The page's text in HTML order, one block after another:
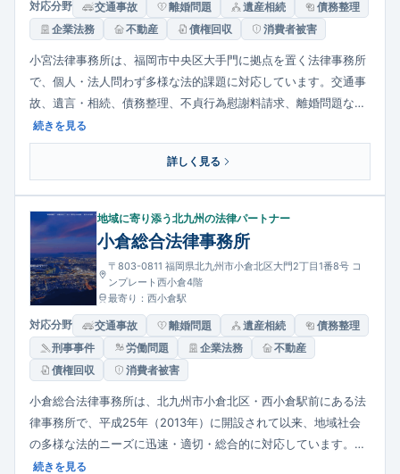
対応分野 交通事故 離婚問題 遺産相続
債務整理
企業法務
不動産 債権回収 消費者被害
小宮法律事務所は、福岡市中央区大手門に拠点を置く法律事務所
で、個人・法人問わず多様な法的課題に対応しています。交通事
故、遺言・相続、債務整理、不貞行為慰謝料請求、離婚問題など
の個人事件から、契約書作成、事業承継、債権回収、クレーム対
応、不動産・建築問題、労働問題といった法人関連の法務まで幅
広く扱います。依頼者の事情を丁寧に把握し、最適な解決策を目
続きを見る
詳しく見る
地域に寄り添う北九州の法律パートナー
小倉総合法律事務所
〒803-0811 福岡県北九州市小倉北区大門2丁目1番8号 コ
ンプレート西小倉4階
最寄り：西小倉駅
対応分野 交通事故 離婚問題 遺産相続
債務整理
刑事事件
労働問題 企業法務
不動産
債権回収
消費者被害
小倉総合法律事務所は、北九州市小倉北区・西小倉駅前にある法
律事務所で、平成25年（2013年）に開設されて以来、地域社会
の多様な法的ニーズに迅速・適切・総合的に対応しています。法
人・事業主の継続的な法務支援を得意とする一方、個人の一般民
続きを見る